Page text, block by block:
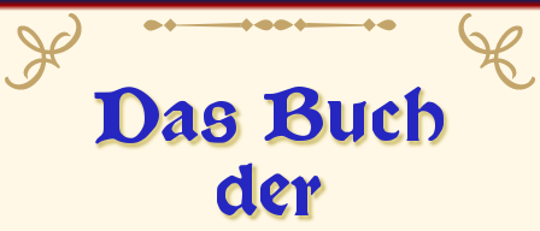
Das Buch
der